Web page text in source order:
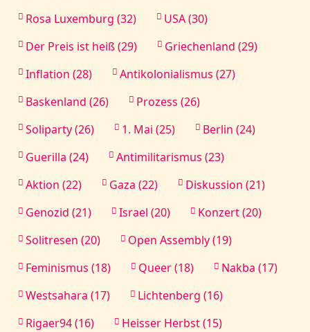
Rosa Luxemburg (32)
USA (30)
Der Preis ist heiß (29)
Griechenland (29)
Inflation (28)
Antikolonialismus (27)
Baskenland (26)
Prozess (26)
Soliparty (26)
1. Mai (25)
Berlin (24)
Guerilla (24)
Antimilitarismus (23)
Aktion (22)
Gaza (22)
Diskussion (21)
Genozid (21)
Israel (20)
Konzert (20)
Solitresen (20)
Open Assembly (19)
Feminismus (18)
Queer (18)
Nakba (17)
Westsahara (17)
Lichtenberg (16)
Rigaer94 (16)
Heisser Herbst (15)